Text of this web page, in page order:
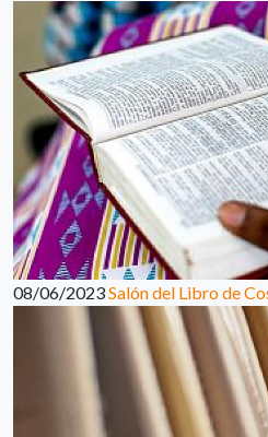
08/06/2023Salón del Libro de